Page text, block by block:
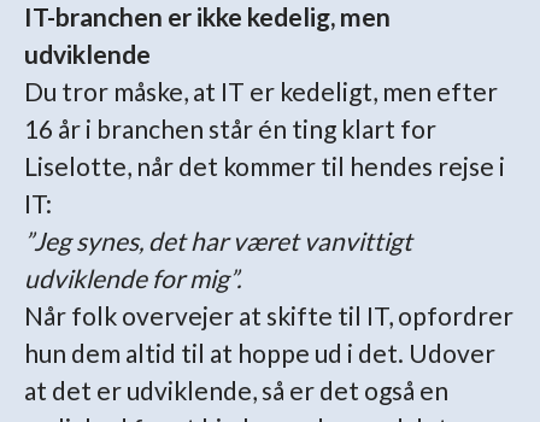
IT-branchen er ikke kedelig, men
udviklende
Du tror måske, at IT er kedeligt, men efter
16 år i branchen står én ting klart for
Liselotte, når det kommer til hendes rejse i
IT:
”Jeg synes, det har været vanvittigt
udviklende for mig”.
Når folk overvejer at skifte til IT, opfordrer
hun dem altid til at hoppe ud i det. Udover
at det er udviklende, så er det også en